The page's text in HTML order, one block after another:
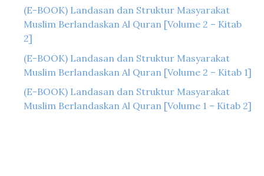
(E-BOOK) Landasan dan Struktur Masyarakat
Muslim Berlandaskan Al Quran [Volume 2 – Kitab
2]
(E-BOOK) Landasan dan Struktur Masyarakat
Muslim Berlandaskan Al Quran [Volume 2 – Kitab 1]
(E-BOOK) Landasan dan Struktur Masyarakat
Muslim Berlandaskan Al Quran [Volume 1 – Kitab 2]